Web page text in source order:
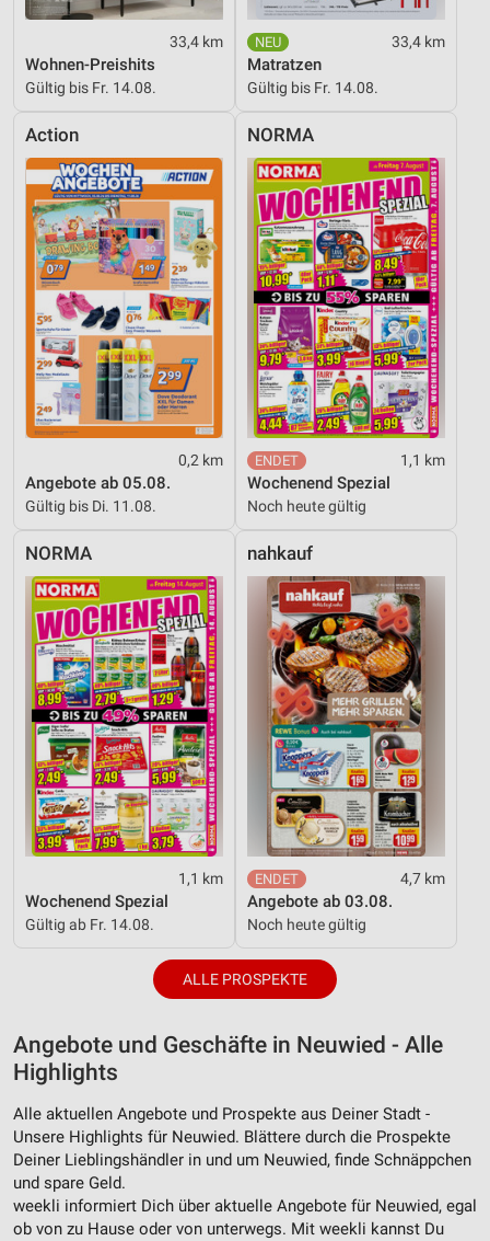
33,4 km
Wohnen-Preishits
Gültig bis Fr. 14.08.
33,4 km
Matratzen
Gültig bis Fr. 14.08.
Action
0,2 km
Angebote ab 05.08.
Gültig bis Di. 11.08.
NORMA
1,1 km
Wochenend Spezial
Noch heute gültig
NORMA
1,1 km
Wochenend Spezial
Gültig ab Fr. 14.08.
nahkauf
4,7 km
Angebote ab 03.08.
Noch heute gültig
ALLE PROSPEKTE
Angebote und Geschäfte in Neuwied - Alle
Highlights
Alle aktuellen Angebote und Prospekte aus Deiner Stadt -
Unsere Highlights für Neuwied. Blättere durch die Prospekte
Deiner Lieblingshändler in und um Neuwied, finde Schnäppchen
und spare Geld.
weekli informiert Dich über aktuelle Angebote für Neuwied, egal
ob von zu Hause oder von unterwegs. Mit weekli kannst Du